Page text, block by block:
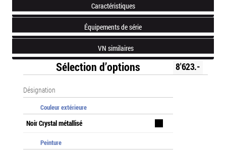
Caractéristiques
Équipements de série
VN similaires
Sélection d’options 8'623.-
Désignation
Couleur extérieure
Noir Crystal métallisé
Peinture